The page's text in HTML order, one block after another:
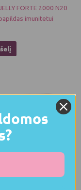
FORTE 2000 N20
imunitetui